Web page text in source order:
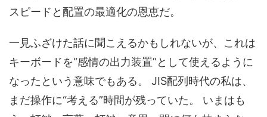
スピードと配置の最適化の恩恵だ。
一見ふざけた話に聞こえるかもしれないが、これは
キーボードを“感情の出力装置”として使えるように
なったという意味でもある。 JIS配列時代の私は、
まだ操作に“考える”時間が残っていた。 いまはも